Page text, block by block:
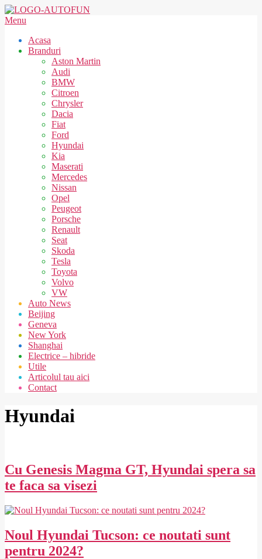
Skip
to
AUTOFUN
Secondary
Menu
Menu
Acasa
Branduri
Aston Martin
Audi
BMW
Citroen
Chrysler
Dacia
Fiat
Ford
Hyundai
Kia
Maserati
Mercedes
Nissan
Opel
Peugeot
Porsche
Renault
Seat
Skoda
Tesla
Toyota
Volvo
VW
Auto News
Beijing
Geneva
New York
Shanghai
Electrice – hibride
Utile
Articolul tau aici
Contact
Hyundai
Cu Genesis Magma GT, Hyundai spera sa
te faca sa visezi
2025-
22
Noul Hyundai Tucson: ce noutati sunt
pentru 2024?